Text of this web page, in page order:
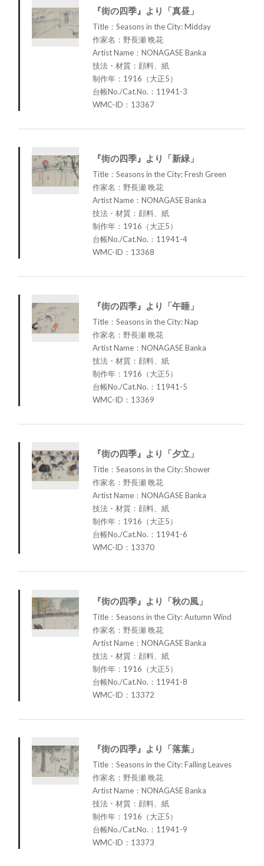
『街の四季』より「真昼」
Title：Seasons in the City: Midday
作家名：野長瀬 晩花
Artist Name：NONAGASE Banka
技法・材質：顔料、紙
制作年：1916（大正5）
台帳No./Cat.No.：11941-3
WMC-ID：13367
『街の四季』より「新緑」
Title：Seasons in the City: Fresh Green
作家名：野長瀬 晩花
Artist Name：NONAGASE Banka
技法・材質：顔料、紙
制作年：1916（大正5）
台帳No./Cat.No.：11941-4
WMC-ID：13368
『街の四季』より「午睡」
Title：Seasons in the City: Nap
作家名：野長瀬 晩花
Artist Name：NONAGASE Banka
技法・材質：顔料、紙
制作年：1916（大正5）
台帳No./Cat.No.：11941-5
WMC-ID：13369
『街の四季』より「夕立」
Title：Seasons in the City: Shower
作家名：野長瀬 晩花
Artist Name：NONAGASE Banka
技法・材質：顔料、紙
制作年：1916（大正5）
台帳No./Cat.No.：11941-6
WMC-ID：13370
『街の四季』より「秋の風」
Title：Seasons in the City: Autumn Wind
作家名：野長瀬 晩花
Artist Name：NONAGASE Banka
技法・材質：顔料、紙
制作年：1916（大正5）
台帳No./Cat.No.：11941-8
WMC-ID：13372
『街の四季』より「落葉」
Title：Seasons in the City: Falling Leaves
作家名：野長瀬 晩花
Artist Name：NONAGASE Banka
技法・材質：顔料、紙
制作年：1916（大正5）
台帳No./Cat.No.：11941-9
WMC-ID：13373